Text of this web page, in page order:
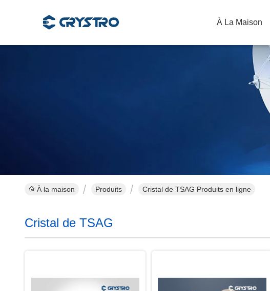
À La Maison
À la maison Produits Cristal de TSAG Produits en ligne
Cristal de TSAG